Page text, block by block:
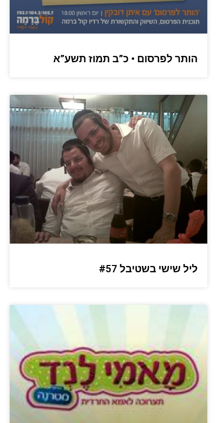
הותר לפרסום • כ”ב תמוז תשע”א
ליל שישי בשטיבל #57